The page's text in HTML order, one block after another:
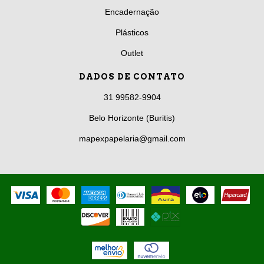
Encadernação
Plásticos
Outlet
DADOS DE CONTATO
31 99582-9904
Belo Horizonte (Buritis)
mapexpapelaria@gmail.com